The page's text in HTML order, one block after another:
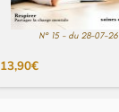
N° 15 - du 28-07-26
13,90€